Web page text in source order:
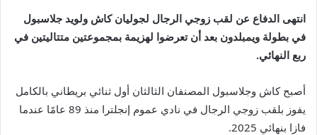
انتهى الدفاع عن لقب زوجي الرجال لجوليان كاش ولويد جلاسبول
في بطولة ويمبلدون بعد أن تعرضوا لهزيمة بمجموعتين متتاليتين في
ربع النهائي.
أصبح كاش وجلاسبول المصنفان الثالثان أول ثنائي بريطاني بالكامل
يفوز بلقب زوجي الرجال في نادي عموم إنجلترا منذ 89 عامًا عندما
فازا بنهائي 2025.